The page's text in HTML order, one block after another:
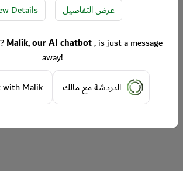
Details
عرض التفاصيل
Malik, our AI chatbot, is just a message
away!
with Malik
الدردشة مع مالك